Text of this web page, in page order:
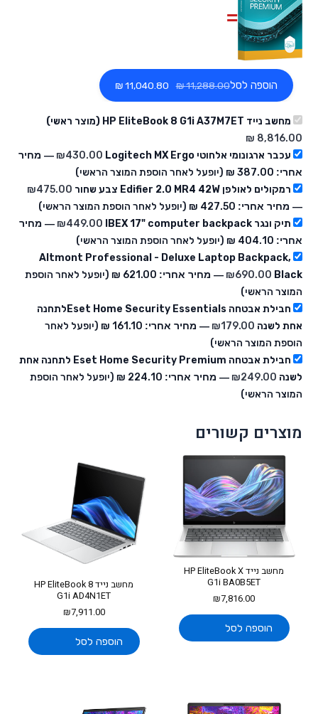
הוספה לסל
‏11,288.00 ₪
מחשב נייד HP EliteBook 8 G1i A37M7ET (מוצר ראשי)
עכבר ארגונומי אלחוטי Logitech MX Ergo
₪430.00
— מחיר
אחרי:
(יופעל לאחר הוספת המוצר הראשי)
רמקולים לאולפן Edifier 2.0 MR4 42W צבע שחור
₪475.00
— מחיר אחרי:
(יופעל לאחר הוספת המוצר הראשי)
תיק ונגר IBEX 17" computer backpack
₪449.00
— מחיר
אחרי:
(יופעל לאחר הוספת המוצר הראשי)
Altmont Professional - Deluxe Laptop Backpack,
Black
₪690.00 — מחיר אחרי:
(יופעל לאחר הוספת
המוצר הראשי)
חבילת אבטחה Eset Home Security Essentialsלתחנה
אחת לשנה
₪179.00 — מחיר אחרי:
(יופעל לאחר
הוספת המוצר הראשי)
חבילת אבטחה Eset Home Security Premium לתחנה אחת
לשנה
₪249.00 — מחיר אחרי:
(יופעל לאחר הוספת
המוצר הראשי)
מוצרים קשורים
מחשב נייד HP EliteBook X
G1i BA0B5ET
₪7,816.00
הוספה לסל
מחשב נייד HP EliteBook 8
G1i AD4N1ET
₪7,911.00
הוספה לסל